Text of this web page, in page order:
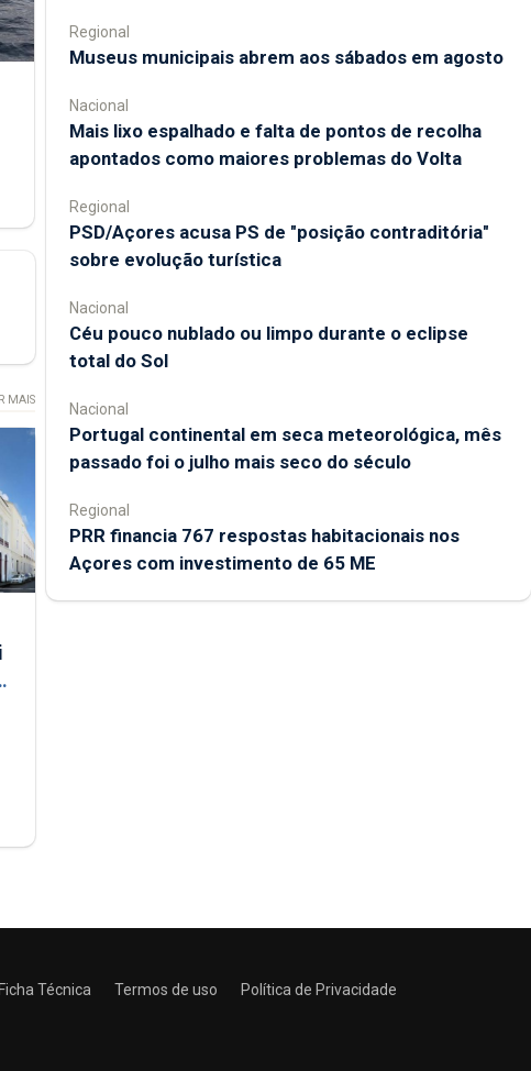
MAIS
Regional
Museus municipais abrem aos sábados em agosto
Nacional
Mais lixo espalhado e falta de pontos de recolha
apontados como maiores problemas do Volta
Regional
PSD/Açores acusa PS de "posição contraditória"
sobre evolução turística
Nacional
Céu pouco nublado ou limpo durante o eclipse
total do Sol
Nacional
Portugal continental em seca meteorológica, mês
passado foi o julho mais seco do século
Regional
PRR financia 767 respostas habitacionais nos
Açores com investimento de 65 ME
Ficha Técnica Termos de uso
Política de Privacidade